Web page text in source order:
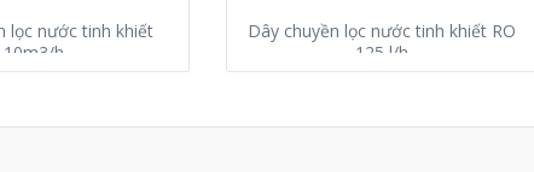
lọc nước tinh khiết
10m3/h
Dây chuyền lọc nước tinh khiết RO
125 l/h